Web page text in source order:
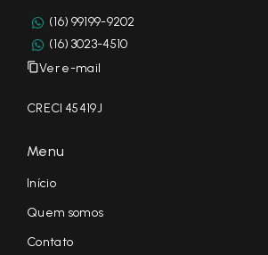
(16) 99199-9202
(16) 3023-4510
Ver e-mail
CRECI 45419J
Menu
Início
Quem somos
Contato